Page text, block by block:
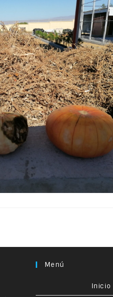
Menú
Inicio